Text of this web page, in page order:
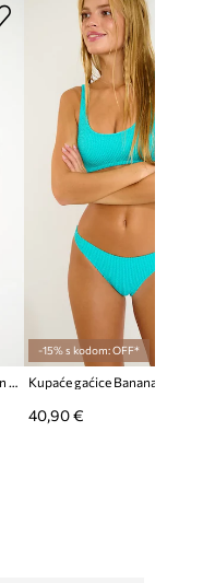
Dvodijelni kupaći kostim Banana Moon Popmix
-15% s kodom: OFF*
Kupaće gaćice Banana Moon
40,90 €